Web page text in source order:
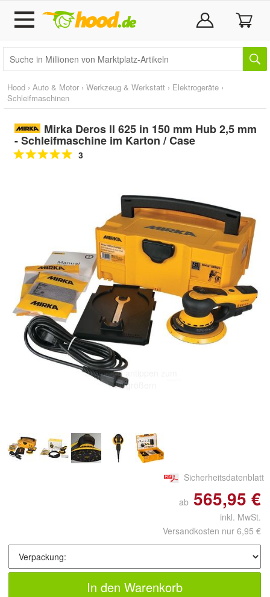
Hood › Auto & Motor › Werkzeug & Werkstatt › Elektrogeräte ›
Schleifmaschinen
Mirka Deros ll 625 in 150 mm Hub 2,5 mm
- Schleifmaschine im Karton / Case
3
Doppelt antippen zum
vergrößern
Sicherheitsdatenblatt
ab 565,95 €
inkl. MwSt.
Versandkosten nur 6,95 €
In den Warenkorb